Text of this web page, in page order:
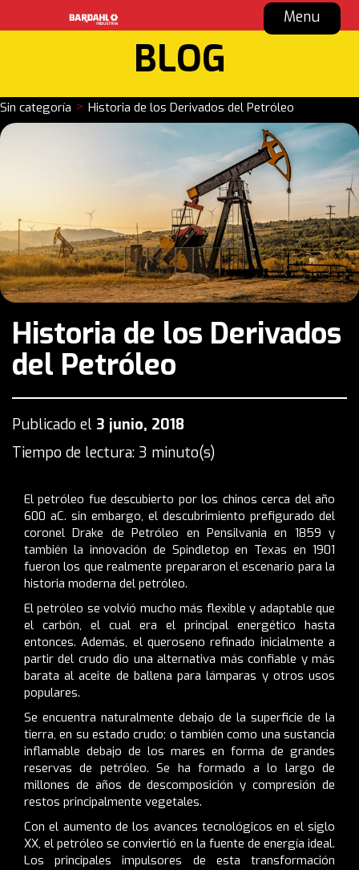
Menu
BLOG
Sin categoría > Historia de los Derivados del Petróleo
Historia de los Derivados
del Petróleo
Publicado el 3 junio, 2018
Tiempo de lectura: 3 minuto(s)
El petróleo fue descubierto por los chinos cerca del año
600 aC. sin embargo, el descubrimiento prefigurado del
coronel Drake de Petróleo en Pensilvania en 1859 y
también la innovación de Spindletop en Texas en 1901
fueron los que realmente prepararon el escenario para la
historia moderna del petróleo.
El petróleo se volvió mucho más flexible y adaptable que
el carbón, el cual era el principal energético hasta
entonces. Además, el queroseno refinado inicialmente a
partir del crudo dio una alternativa más confiable y más
barata al aceite de ballena para lámparas y otros usos
populares.
Se encuentra naturalmente debajo de la superficie de la
tierra, en su estado crudo; o también como una sustancia
inflamable debajo de los mares en forma de grandes
reservas de petróleo. Se ha formado a lo largo de
millones de años de descomposición y compresión de
restos principalmente vegetales.
Con el aumento de los avances tecnológicos en el siglo
XX, el petróleo se conviertió en la fuente de energía ideal.
Los principales impulsores de esta transformación